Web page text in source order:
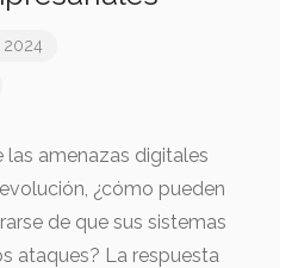
2024
las amenazas digitales
¿cómo pueden
de que sus sistemas
ataques? La respuesta